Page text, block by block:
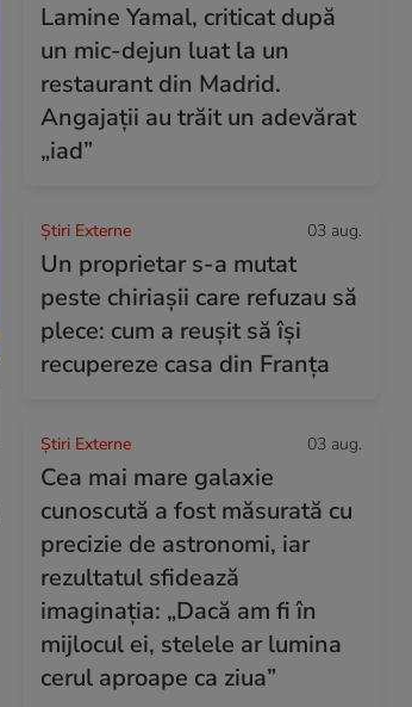
Lamine Yamal, criticat după
un mic-dejun luat la un
restaurant din Madrid.
Angajații au trăit un adevărat
„iad”
Știri Externe 03 aug.
Un proprietar s-a mutat
peste chiriașii care refuzau să
plece: cum a reușit să își
recupereze casa din Franța
Știri Externe 03 aug.
Cea mai mare galaxie
cunoscută a fost măsurată cu
precizie de astronomi, iar
rezultatul sfidează
imaginația: „Dacă am fi în
mijlocul ei, stelele ar lumina
cerul aproape ca ziua”